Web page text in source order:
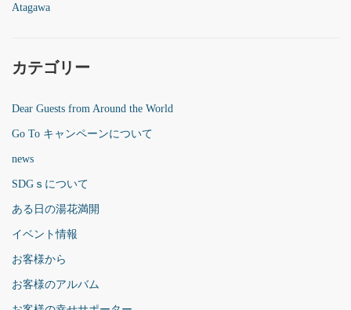
Atagawa
カテゴリー
Dear Guests from Around the World
Go To キャンペーンについて
news
SDGｓについて
ある日の湯花満開
イベント情報
お客様から
お客様のアルバム